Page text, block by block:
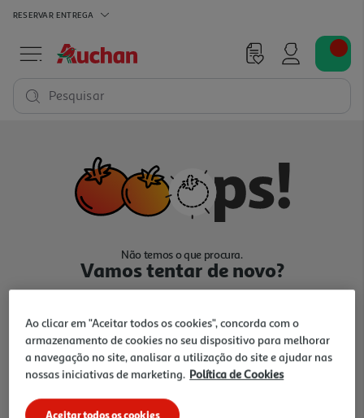
RESERVAR ENTREGA
Pesquisar
Não temos o que procura.
Vamos tentar de novo?
Ir para Homepage
Ao clicar em "Aceitar todos os cookies", concorda com o
armazenamento de cookies no seu dispositivo para melhorar
a navegação no site, analisar a utilização do site e ajudar nas
nossas iniciativas de marketing. Política de Cookies
Aceitar todos os cookies